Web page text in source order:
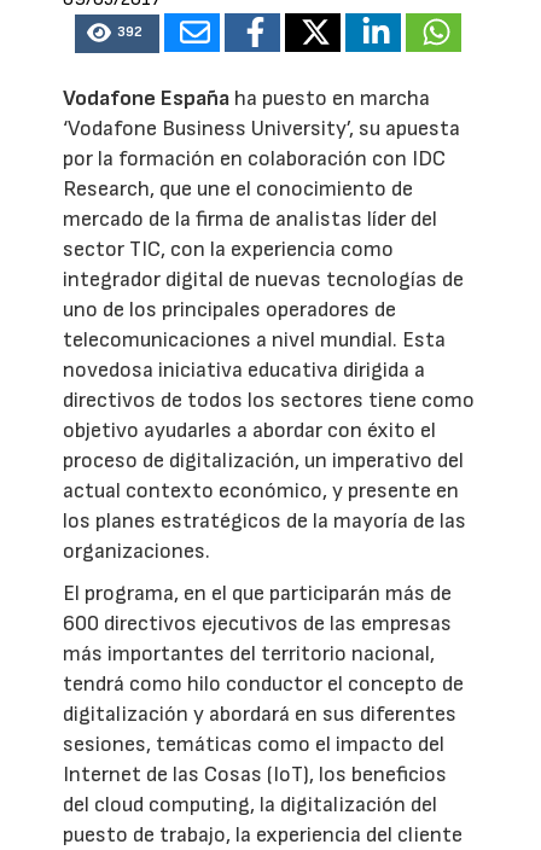
392
Vodafone España ha puesto en marcha
‘Vodafone Business University’, su apuesta
por la formación en colaboración con IDC
Research, que une el conocimiento de
mercado de la firma de analistas líder del
sector TIC, con la experiencia como
integrador digital de nuevas tecnologías de
uno de los principales operadores de
telecomunicaciones a nivel mundial. Esta
novedosa iniciativa educativa dirigida a
directivos de todos los sectores tiene como
objetivo ayudarles a abordar con éxito el
proceso de digitalización, un imperativo del
actual contexto económico, y presente en
los planes estratégicos de la mayoría de las
organizaciones.
El programa, en el que participarán más de
600 directivos ejecutivos de las empresas
más importantes del territorio nacional,
tendrá como hilo conductor el concepto de
digitalización y abordará en sus diferentes
sesiones, temáticas como el impacto del
Internet de las Cosas (IoT), los beneficios
del cloud computing, la digitalización del
puesto de trabajo, la experiencia del cliente